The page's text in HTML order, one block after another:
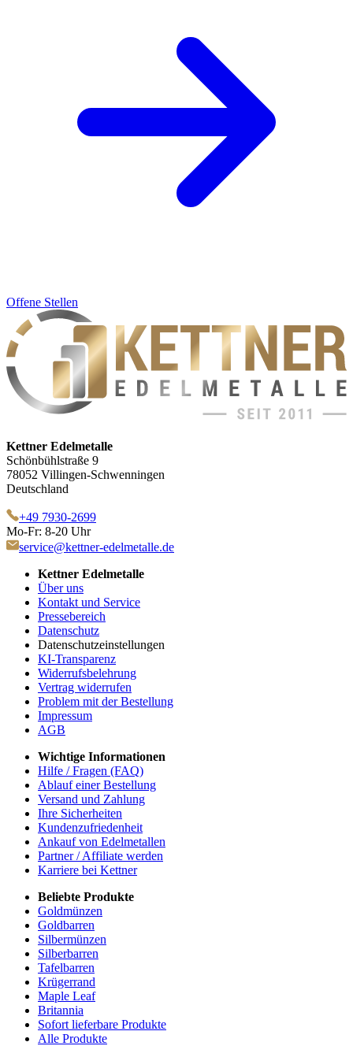
Offene Stellen
Kettner Edelmetalle
Schönbühlstraße 9
78052 Villingen-Schwenningen
Deutschland
+49 7930-2699
Mo-Fr: 8-20 Uhr
service@kettner-edelmetalle.de
Kettner Edelmetalle
Über uns
Kontakt und Service
Pressebereich
Datenschutz
Datenschutzeinstellungen
KI-Transparenz
Widerrufsbelehrung
Vertrag widerrufen
Problem mit der Bestellung
Impressum
AGB
Wichtige Informationen
Hilfe / Fragen (FAQ)
Ablauf einer Bestellung
Versand und Zahlung
Ihre Sicherheiten
Kundenzufriedenheit
Ankauf von Edelmetallen
Partner / Affiliate werden
Karriere bei Kettner
Beliebte Produkte
Goldmünzen
Goldbarren
Silbermünzen
Silberbarren
Tafelbarren
Krügerrand
Maple Leaf
Britannia
Sofort lieferbare Produkte
Alle Produkte